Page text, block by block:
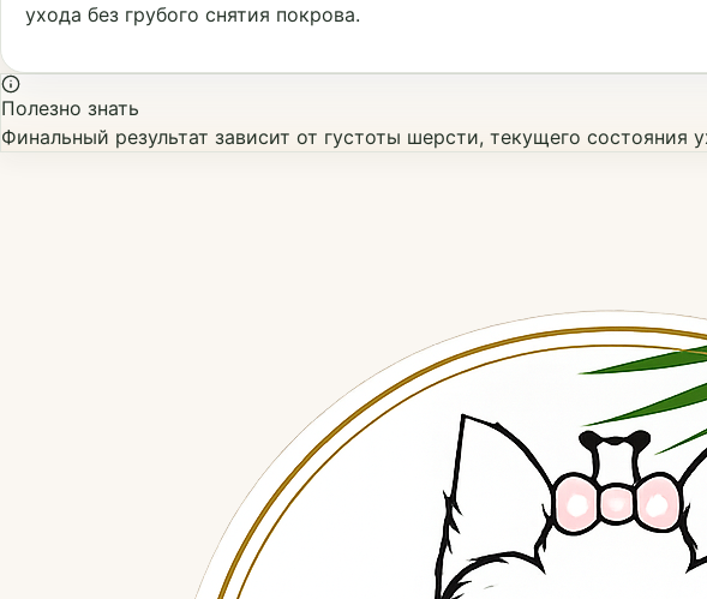
ухода без грубого снятия покрова.
Полезно знать
Финальный результат зависит от густоты шерсти, текущего состояния